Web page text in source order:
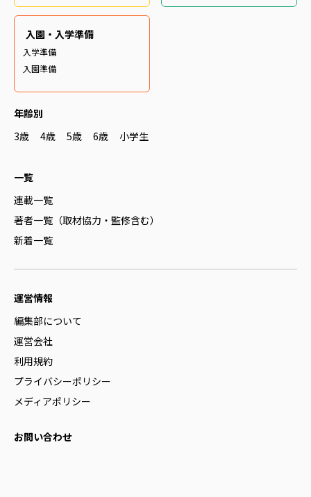
入園・入学準備
入学準備
入園準備
年齢別
3歳
4歳 5歳 6歳 小学生
一覧
連載一覧
著者一覧（取材協力・監修含む）
新着一覧
運営情報
編集部について
運営会社
利用規約
プライバシーポリシー
メディアポリシー
お問い合わせ